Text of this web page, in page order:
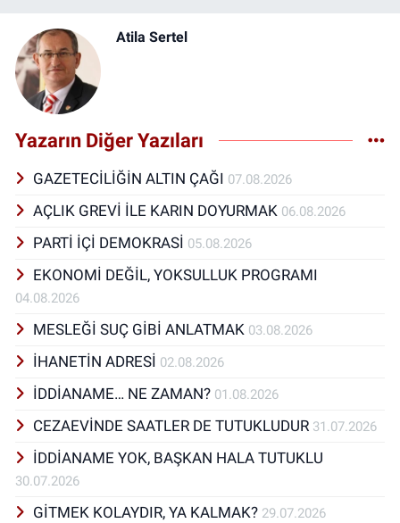
Atila Sertel
Yazarın Diğer Yazıları
GAZETECİLİĞİN ALTIN ÇAĞI 07.08.2026
AÇLIK GREVİ İLE KARIN DOYURMAK 06.08.2026
PARTİ İÇİ DEMOKRASİ 05.08.2026
EKONOMİ DEĞİL, YOKSULLUK PROGRAMI
04.08.2026
MESLEĞİ SUÇ GİBİ ANLATMAK 03.08.2026
İHANETİN ADRESİ 02.08.2026
İDDİANAME… NE ZAMAN? 01.08.2026
CEZAEVİNDE SAATLER DE TUTUKLUDUR 31.07.2026
İDDİANAME YOK, BAŞKAN HALA TUTUKLU
30.07.2026
GİTMEK KOLAYDIR, YA KALMAK? 29.07.2026